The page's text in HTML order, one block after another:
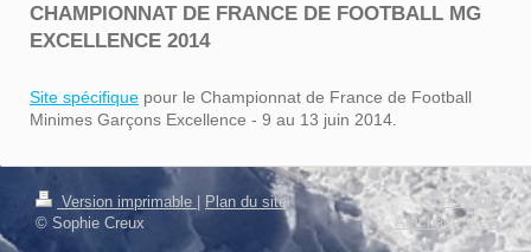
CHAMPIONNAT DE FRANCE DE FOOTBALL MG
EXCELLENCE 2014
Site spécifique pour le Championnat de France de Football
Minimes Garçons Excellence - 9 au 13 juin 2014.
Version imprimable
Plan du site
© Sophie Creux
Connexion
Affichage Web